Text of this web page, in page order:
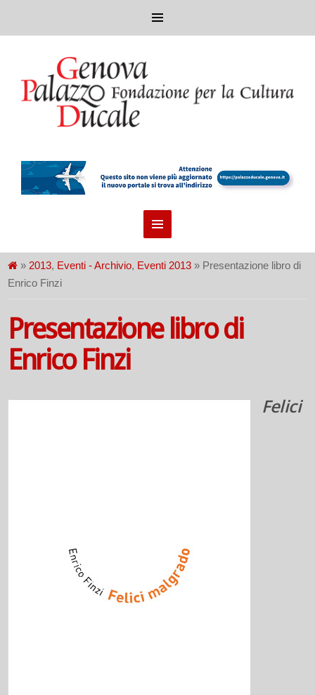
» 2013, Eventi - Archivio, Eventi 2013 » Presentazione libro di
Enrico Finzi
Presentazione libro di
Enrico Finzi
Felici